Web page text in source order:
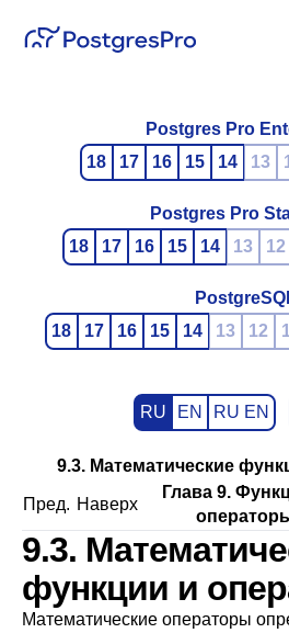
Postgres Pro
18
17 16 15 14 13
Postgres Pro
18
17 16 15 14 13 12
18
17 16 15 14 13 12
RU EN RU EN
9.3. Математические
Пред. Наверх
Глава 9.
9.3.
функции и
Математические операторы